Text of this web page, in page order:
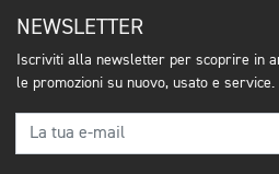
NEWSLETTER
Iscriviti alla newsletter per scoprire in
le promozioni su nuovo, usato e service.